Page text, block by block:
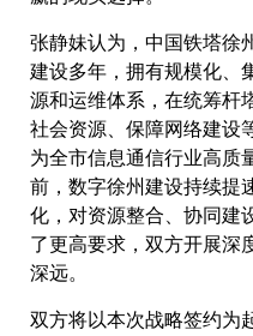
张静妹认为，中国铁塔徐
建设多年，拥有规模化、
源和运维体系，在统筹杆
社会资源、保障网络建设
为全市信息通信行业高质
前，数字徐州建设持续提
化，对资源整合、协同建
了更高要求，双方开展深
深远。
双方将以本次战略签约为